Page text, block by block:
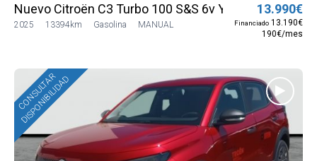
Nuevo Citroën C3 Turbo 100 S&S 6v YOU
2025 13394km Gasolina MANUAL
13.990€
Financiado 13.190€
190€/mes
CONSULTAR
DISPONIBILIDAD